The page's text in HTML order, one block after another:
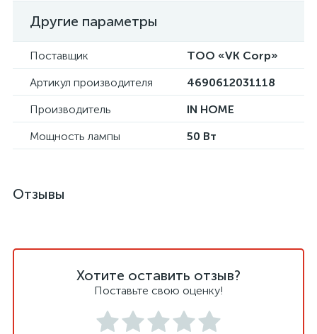
Другие параметры
Поставщик
ТОО «VK Corp»
Артикул производителя
4690612031118
Производитель
IN HOME
Мощность лампы
50 Вт
Отзывы
Хотите оставить отзыв?
Поставьте свою оценку!